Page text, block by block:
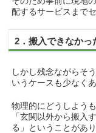
配するサービスまで
2．搬入できなかっ
しかし残念ながらそ
いうケースも少なく
物理的にどうしよう
「玄関以外から搬入
る」ということがあり